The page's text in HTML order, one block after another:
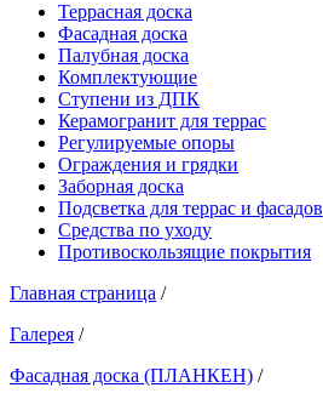
Террасная доска
Фасадная доска
Палубная доска
Комплектующие
Ступени из ДПК
Керамогранит для террас
Регулируемые опоры
Ограждения и грядки
Заборная доска
Подсветка для террас и фасадов
Средства по уходу
Противоскользящие покрытия
Главная страница /
Галерея /
Фасадная доска (ПЛАНКЕН) /